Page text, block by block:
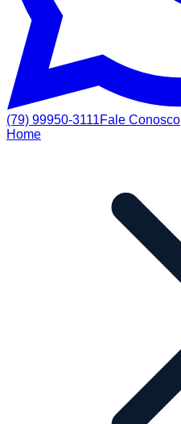
(79) 99950-3111Fale Conosco
Home